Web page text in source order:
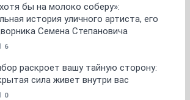
бы на молоко соберу»:
история уличного артиста, его
Семена Степановича
6
раскроет вашу тайную сторону:
сила живет внутри вас
0